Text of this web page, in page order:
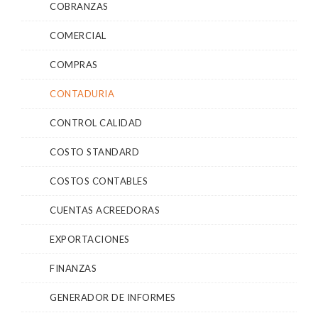
COBRANZAS
COMERCIAL
COMPRAS
CONTADURIA
CONTROL CALIDAD
COSTO STANDARD
COSTOS CONTABLES
CUENTAS ACREEDORAS
EXPORTACIONES
FINANZAS
GENERADOR DE INFORMES